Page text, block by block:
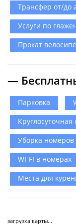
Трансфер от/до
Услуги по
Прокат
—
Парковка
Круглосуточная
Уборка номеров
WI-FI в номерах
Места для
загрузка карты...